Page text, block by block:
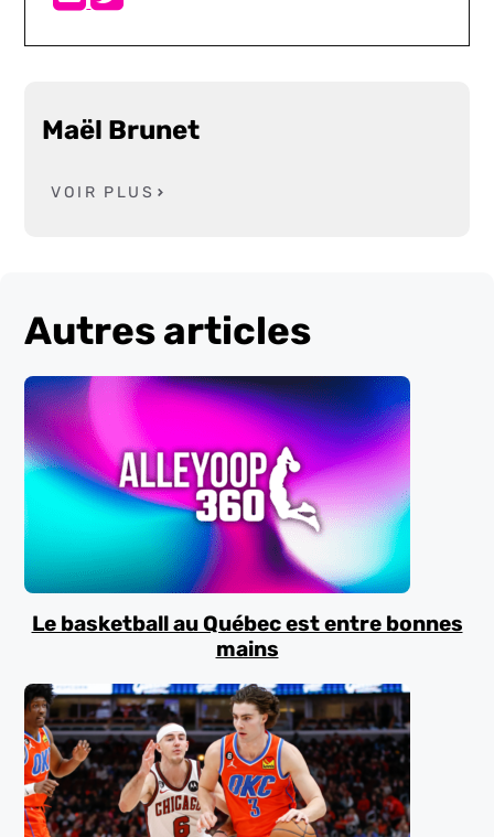
Maël Brunet
VOIR PLUS
Autres articles
Le basketball au Québec est entre bonnes
mains